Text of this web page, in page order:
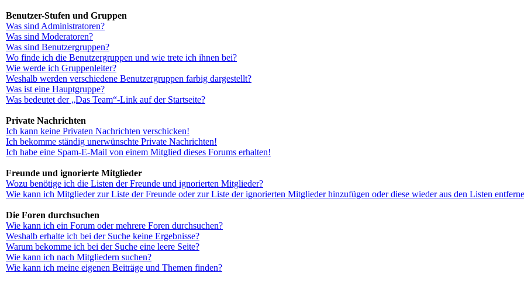
Benutzer-Stufen und Gruppen
Was sind Administratoren?
Was sind Moderatoren?
Was sind Benutzergruppen?
Wo finde ich die Benutzergruppen und wie trete ich ihnen bei?
Wie werde ich Gruppenleiter?
Weshalb werden verschiedene Benutzergruppen farbig dargestellt?
Was ist eine Hauptgruppe?
Was bedeutet der „Das Team“-Link auf der Startseite?
Private Nachrichten
Ich kann keine Privaten Nachrichten verschicken!
Ich bekomme ständig unerwünschte Private Nachrichten!
Ich habe eine Spam-E-Mail von einem Mitglied dieses Forums erhalten!
Freunde und ignorierte Mitglieder
Wozu benötige ich die Listen der Freunde und ignorierten Mitglieder?
Wie kann ich Mitglieder zur Liste der Freunde oder zur Liste der ignorierten Mitglieder hinzufügen oder diese wieder aus den Listen
Die Foren durchsuchen
Wie kann ich ein Forum oder mehrere Foren durchsuchen?
Weshalb erhalte ich bei der Suche keine Ergebnisse?
Warum bekomme ich bei der Suche eine leere Seite?
Wie kann ich nach Mitgliedern suchen?
Wie kann ich meine eigenen Beiträge und Themen finden?